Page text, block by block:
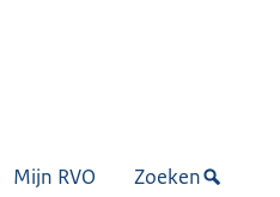
Mijn RVO Zoeken